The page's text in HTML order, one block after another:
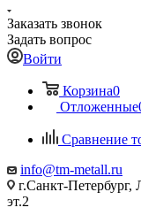
Заказать звонок
Задать вопрос
Войти
Корзина0
Отложенные
Сравнение
info@tm-metall.ru
г.Санкт-Петербург,
эт.2